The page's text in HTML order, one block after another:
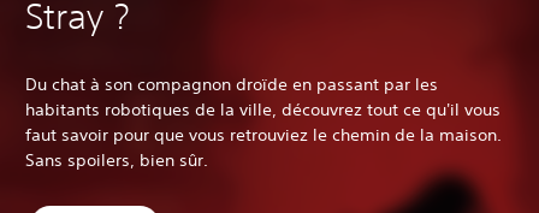
Stray ?
Du chat à son compagnon droïde en passant par les
habitants robotiques de la ville, découvrez tout ce qu'il vous
faut savoir pour que vous retrouviez le chemin de la maison.
Sans spoilers, bien sûr.